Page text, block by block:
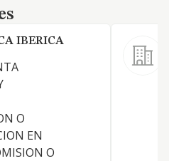
IBERICA
O
EN
O